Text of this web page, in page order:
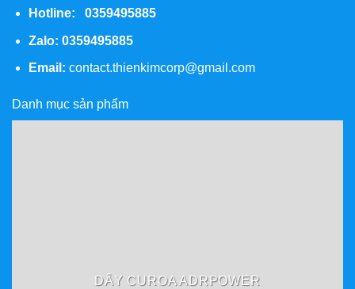
Hotline: 0359495885
Zalo: 0359495885
Email: contact.thienkimcorp@gmail.com
Danh mục sản phẩm
DÂY CUROA ADRPOWER